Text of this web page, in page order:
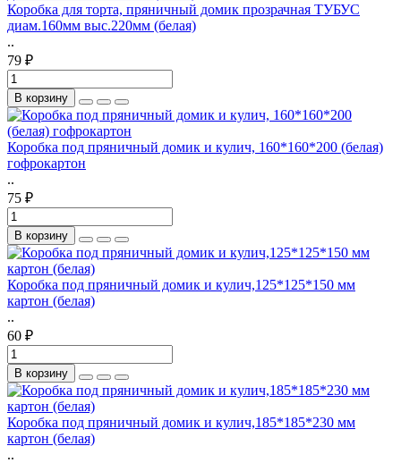
Коробка для торта, пряничный домик прозрачная ТУБУС
диам.160мм выс.220мм (белая)
..
79 ₽
В корзину
Коробка под пряничный домик и кулич, 160*160*200 (белая)
гофрокартон
..
75 ₽
В корзину
Коробка под пряничный домик и кулич,125*125*150 мм
картон (белая)
..
60 ₽
В корзину
Коробка под пряничный домик и кулич,185*185*230 мм
картон (белая)
..